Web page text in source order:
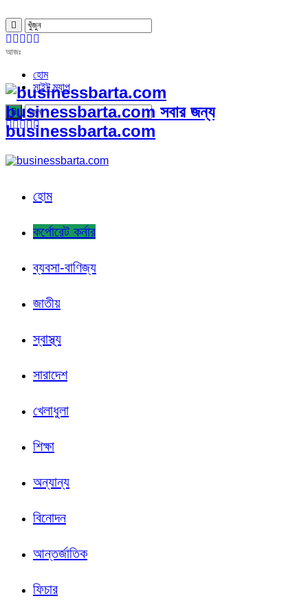
আজঃ
হোম
সাইট ম্যাপ
businessbarta.com সবার জন্য
businessbarta.com
হোম
কর্পোরেট কর্নার
ব্যবসা-বাণিজ্য
জাতীয়
স্বাস্থ্য
সারাদেশ
খেলাধুলা
শিক্ষা
অন্যান্য
বিনোদন
আন্তর্জাতিক
ফিচার